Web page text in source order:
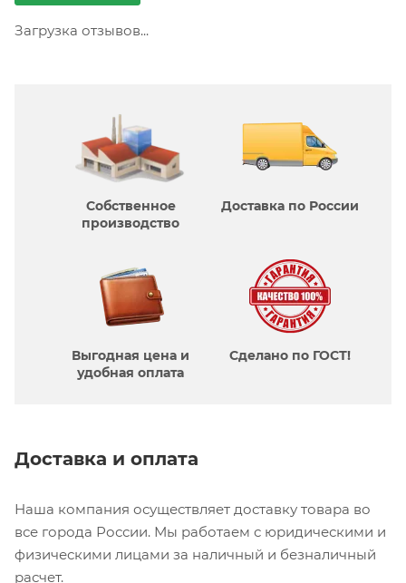
Загрузка отзывов...
Собственное
производcтво
Доставка по России
Выгодная цена и
удобная оплата
Сделано по ГОСТ!
Доставка и оплата
Наша компания осуществляет доставку товара во
все города России. Мы работаем с юридическими и
физическими лицами за наличный и безналичный
расчет.